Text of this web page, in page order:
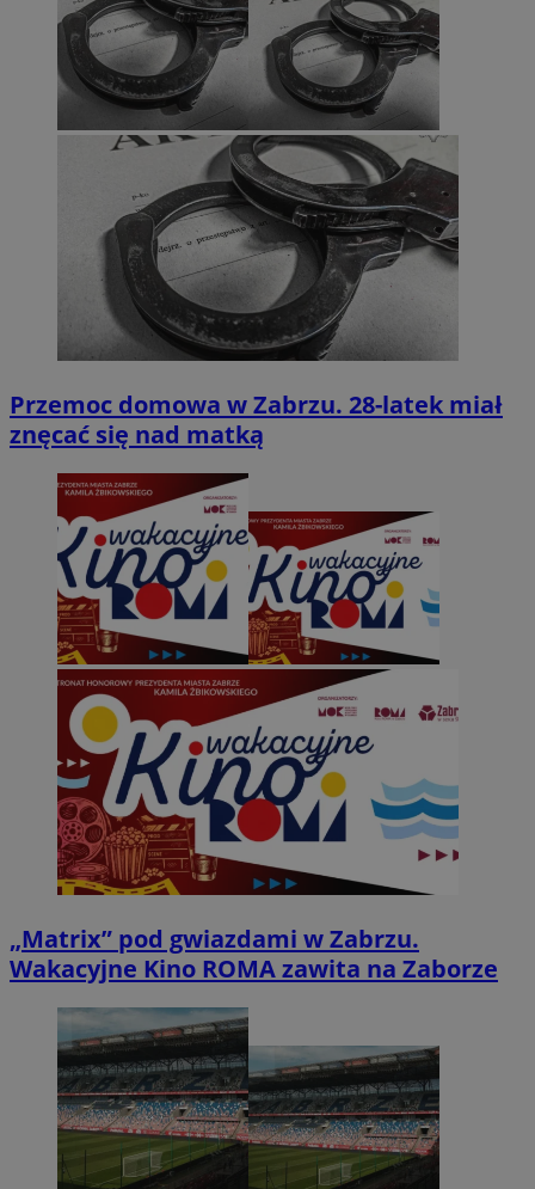
Przemoc domowa w Zabrzu. 28-latek miał
znęcać się nad matką
„Matrix” pod gwiazdami w Zabrzu.
Wakacyjne Kino ROMA zawita na Zaborze